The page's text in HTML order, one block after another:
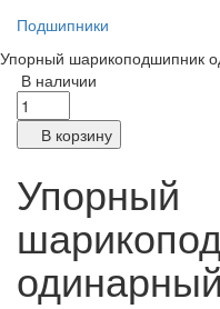
Подшипники
Упорный шарикоподшипник
В наличии
В корзину
Упорный